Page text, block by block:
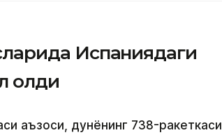
Испаниядаги
олди
аъзоси, дунёнинг 738-ракеткаси